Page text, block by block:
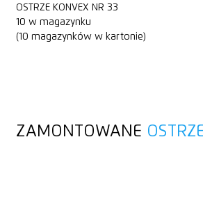
OSTRZE KONVEX NR 33
10 w magazynku
(10 magazynków w kartonie)
ZAMONTOWANE